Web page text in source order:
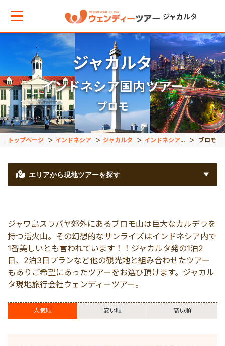
ジャカルタ
トップページ インドネシア ジャカルタ インドネシア国内ツアー ブロモ
ジャカルタ
インドネシア国内ツアー
ブロモ
エリアから現地ツアーを探す
ジャワ島スラバヤ郊外にあるブロモ山は巨大なカルデラを
持つ活火山。その幻想的なサンライズはインドネシア内で
1番美しいとも言われています！！ジャカルタ発の1泊2
日、2泊3日プランなど他の観光地と組み合わせたツアー
もありご希望にあったツアーをお選び頂けます。ジャカル
タ現地旅行会社ウェンディーツアー。
人気順 安い順 高い順
メインメニューへ戻る
マから現地ツアーを探す
ウスリブ
遺産
サポート
メインメニューへ戻る
アからお役立ち情報を探す
ドネシア
ーシア
ガポール
戻る
観光
半日観光
一日観光
戻る
インドネシア国内ツ
スラウェシ島
カリマンタン島
コモド島
ブロモ
戻る
世界遺産
ボロブドゥール遺跡
プランバナン遺跡
サンギラン（ジャワ
戻る
出張サポート
車チャーター
空港送迎
ビジネスサポート
戻る
秘境
タナトラジャ
オラウータン